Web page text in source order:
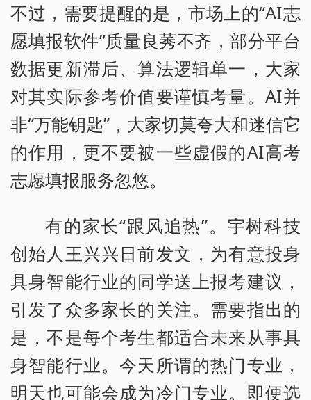
不过，需要提醒的是，市场上的“AI志
愿填报软件”质量良莠不齐，部分平台
数据更新滞后、算法逻辑单一，大家
对其实际参考价值要谨慎考量。AI并
非“万能钥匙”，大家切莫夸大和迷信它
的作用，更不要被一些虚假的AI高考
志愿填报服务忽悠。
有的家长“跟风追热”。宇树科技
创始人王兴兴日前发文，为有意投身
具身智能行业的同学送上报考建议，
引发了众多家长的关注。需要指出的
是，不是每个考生都适合未来从事具
身智能行业。今天所谓的热门专业，
明天也可能会成为冷门专业。即便选